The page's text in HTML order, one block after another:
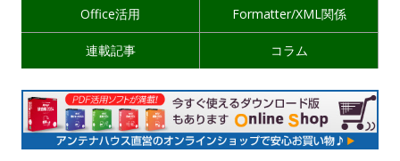
Office活用 Formatter/XML関係
連載記事 コラム